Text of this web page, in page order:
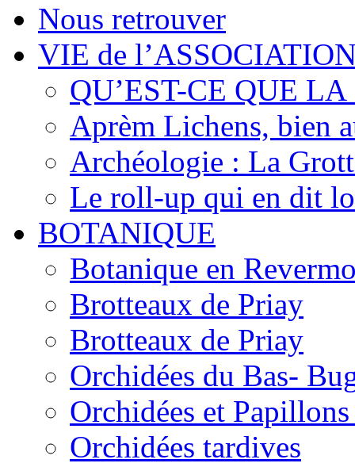
Nous retrouver
VIE de
QU’EST-CE QUE
Aprèm Lichens, bien
Archéologie : La
Le roll-up qui en dit
BOTANIQUE
Botanique en
Brotteaux de Priay
Brotteaux de Priay
Orchidées du Bas-
Orchidées et
Orchidées tardives